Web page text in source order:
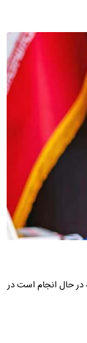
حال انجام است در